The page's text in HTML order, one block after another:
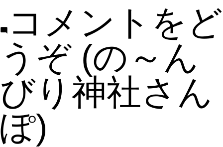
コメントをど
うぞ (の～ん
びり神社さん
ぽ)